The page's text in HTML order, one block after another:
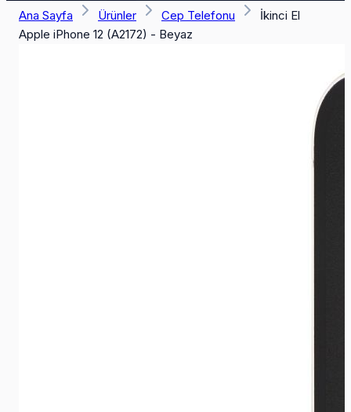
Ana Sayfa Ürünler Cep Telefonu
İkinci El
Apple iPhone 12 (A2172) - Beyaz